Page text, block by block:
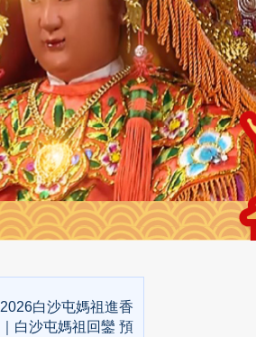
2026白沙屯媽祖進香
｜白沙屯媽祖回鑾 預